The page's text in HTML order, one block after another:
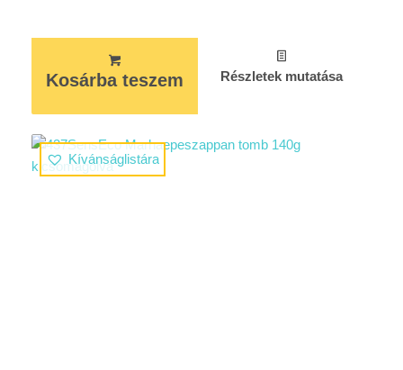
Kosárba teszem Részletek mutatása
Kívánságlistára